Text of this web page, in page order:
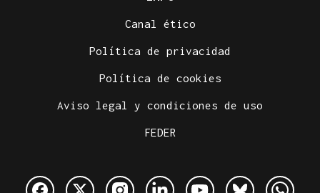
Canal ético
Política de privacidad
Política de cookies
Aviso legal y condiciones de uso
FEDER